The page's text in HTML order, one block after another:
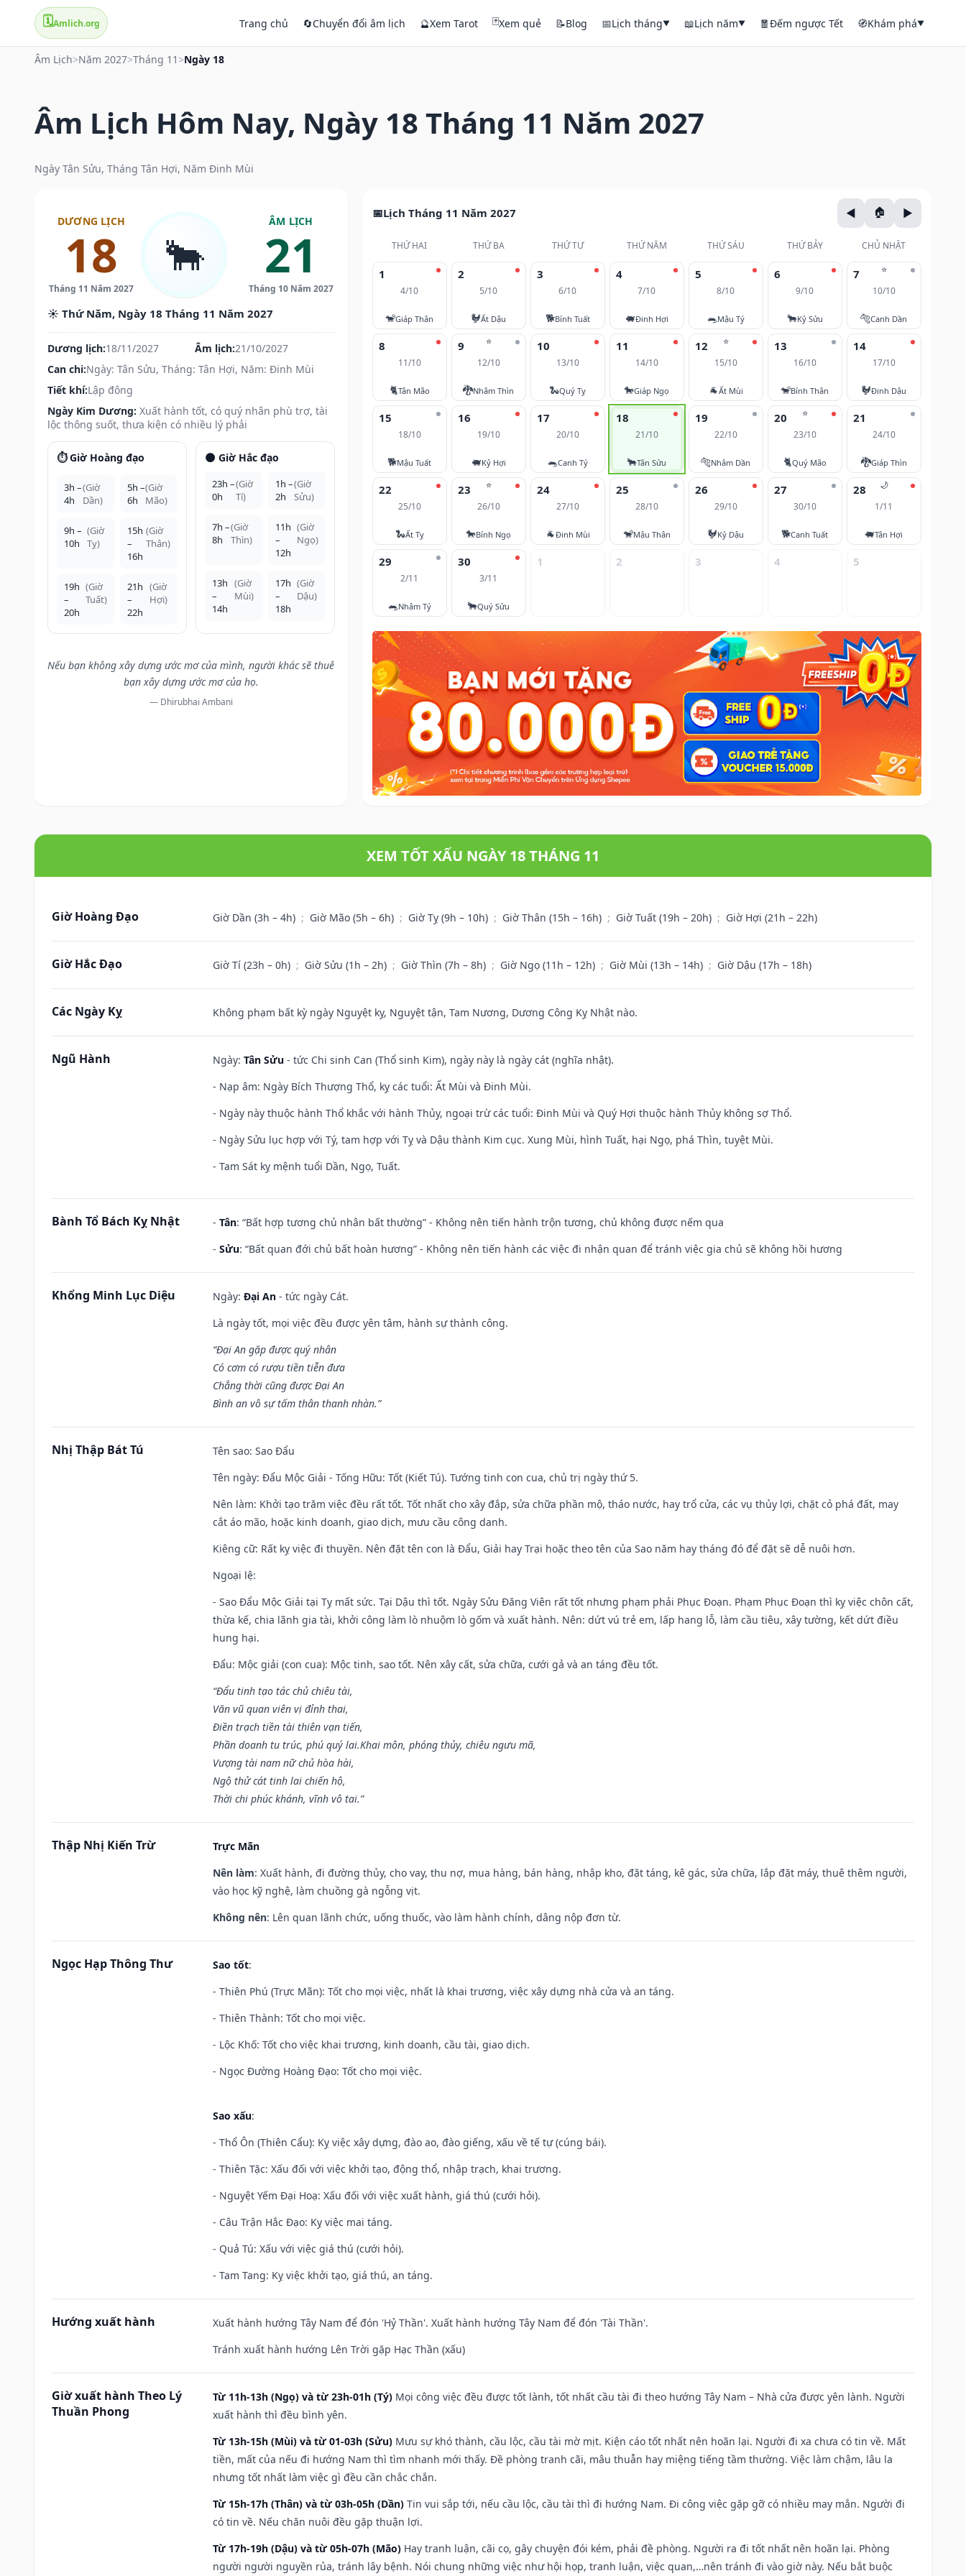
🗓️Amlich.org Trang chủ 🔄Chuyển đổi âm lịch 🔮Xem Tarot 🃏Xem quẻ 📝Blog 📅Lịch tháng▼ 📖Lịch năm▼ 🧧Đếm ngược Tết 🧭Khám phá▼
Âm Lịch>Năm 2027>Tháng 11 >Ngày 18
Âm Lịch Hôm Nay, Ngày 18 Tháng 11 Năm 2027
Ngày Tân Sửu, Tháng Tân Hợi, Năm Đinh Mùi
DƯƠNG LỊCH
18
Tháng 11 Năm 2027
🐂
ÂM LỊCH
21
Tháng 10 Năm 2027
☀️ Thứ Năm, Ngày 18 Tháng 11 Năm 2027
Dương lịch:18/11/2027 Âm lịch:21/10/2027
Can chi:Ngày: Tân Sửu, Tháng: Tân Hợi, Năm: Đinh Mùi
Tiết khí:Lập đông
Ngày Kim Dương: Xuất hành tốt, có quý nhân phù trợ, tài
lộc thông suốt, thưa kiện có nhiều lý phải
⏱️ Giờ Hoàng đạo
3h –
4h
(Giờ
Dần)
5h –
6h
(Giờ
Mão)
9h –
10h
(Giờ
Tỵ)
15h
–
16h
(Giờ
Thân)
19h
–
20h
(Giờ
Tuất)
21h
–
22h
(Giờ
Hợi)
🌑 Giờ Hắc đạo
23h –
0h
(Giờ
Tí)
1h –
2h
(Giờ
Sửu)
7h –
8h
(Giờ
Thìn)
11h
–
12h
(Giờ
Ngọ)
13h
–
14h
(Giờ
Mùi)
17h
–
18h
(Giờ
Dậu)
Nếu bạn không xây dựng ước mơ của mình, người khác sẽ thuê
bạn xây dựng ước mơ của họ.
— Dhirubhai Ambani
Lịch Tháng 11 Năm 2027
THỨ HAI THỨ BA THỨ TƯ THỨ NĂM THỨ SÁU THỨ BẢY CHỦ NHẬT
1
4/10
🐒Giáp Thân
2
5/10
🐓Ất Dậu
3
6/10
🐕Bính Tuất
4
7/10
🐖Đinh Hợi
5
8/10
🐀Mậu Tý
6
9/10
🐂Kỷ Sửu
⭐
7
10/10
🐅Canh Dần
8
11/10
🐈Tân Mão
⭐
9
12/10
🐉Nhâm Thìn
10
13/10
🐍Quý Tỵ
11
14/10
🐎Giáp Ngọ
⭐
12
15/10
🐐Ất Mùi
13
16/10
🐒Bính Thân
14
17/10
🐓Đinh Dậu
15
18/10
🐕Mậu Tuất
16
19/10
🐖Kỷ Hợi
17
20/10
🐀Canh Tý
18
21/10
🐂Tân Sửu
19
22/10
🐅Nhâm Dần
⭐
20
23/10
🐈Quý Mão
21
24/10
🐉Giáp Thìn
22
25/10
🐍Ất Tỵ
⭐
23
26/10
🐎Bính Ngọ
24
27/10
🐐Đinh Mùi
25
28/10
🐒Mậu Thân
26
29/10
🐓Kỷ Dậu
27
30/10
🐕Canh Tuất
🌙
28
1/11
🐖Tân Hợi
29
2/11
🐀Nhâm Tý
30
3/11
🐂Quý Sửu
1 2 3 4 5
XEM TỐT XẤU NGÀY 18 THÁNG 11
Giờ Hoàng Đạo Giờ Dần (3h – 4h) ; Giờ Mão (5h – 6h) ; Giờ Tỵ (9h – 10h) ; Giờ Thân (15h – 16h) ; Giờ Tuất (19h – 20h) ; Giờ Hợi (21h – 22h)
Giờ Hắc Đạo Giờ Tí (23h – 0h) ; Giờ Sửu (1h – 2h) ; Giờ Thìn (7h – 8h) ; Giờ Ngọ (11h – 12h) ; Giờ Mùi (13h – 14h) ; Giờ Dậu (17h – 18h)
Các Ngày Kỵ Không phạm bất kỳ ngày Nguyệt kỵ, Nguyệt tận, Tam Nương, Dương Công Kỵ Nhật nào.
Ngũ Hành Ngày: Tân Sửu - tức Chi sinh Can (Thổ sinh Kim), ngày này là ngày cát (nghĩa nhật).
- Nạp âm: Ngày Bích Thượng Thổ, kỵ các tuổi: Ất Mùi và Đinh Mùi.
- Ngày này thuộc hành Thổ khắc với hành Thủy, ngoại trừ các tuổi: Đinh Mùi và Quý Hợi thuộc hành Thủy không sợ Thổ.
- Ngày Sửu lục hợp với Tý, tam hợp với Tỵ và Dậu thành Kim cục. Xung Mùi, hình Tuất, hại Ngọ, phá Thìn, tuyệt Mùi.
- Tam Sát kỵ mệnh tuổi Dần, Ngọ, Tuất.
Bành Tổ Bách Kỵ Nhật - Tân: “Bất hợp tương chủ nhân bất thường” - Không nên tiến hành trộn tương, chủ không được nếm qua
- Sửu: “Bất quan đới chủ bất hoàn hương” - Không nên tiến hành các việc đi nhận quan để tránh việc gia chủ sẽ không hồi hương
Khổng Minh Lục Diệu Ngày: Đại An - tức ngày Cát.
Là ngày tốt, mọi việc đều được yên tâm, hành sự thành công.
“Đại An gặp được quý nhân
Có cơm có rượu tiền tiễn đưa
Chẳng thời cũng được Đại An
Bình an vô sự tấm thân thanh nhàn.”
Nhị Thập Bát Tú Tên sao: Sao Đẩu
Tên ngày: Đẩu Mộc Giải - Tống Hữu: Tốt (Kiết Tú). Tướng tinh con cua, chủ trị ngày thứ 5.
Nên làm: Khởi tạo trăm việc đều rất tốt. Tốt nhất cho xây đắp, sửa chữa phần mộ, tháo nước, hay trổ cửa, các vụ thủy lợi, chặt cỏ phá đất, may
cắt áo mão, hoặc kinh doanh, giao dịch, mưu cầu công danh.
Kiêng cữ: Rất kỵ việc đi thuyền. Nên đặt tên con là Đẩu, Giải hay Trại hoặc theo tên của Sao năm hay tháng đó để đặt sẽ dễ nuôi hơn.
Ngoại lệ:
- Sao Đẩu Mộc Giải tại Tỵ mất sức. Tại Dậu thì tốt. Ngày Sửu Đăng Viên rất tốt nhưng phạm phải Phục Đoạn. Phạm Phục Đoạn thì kỵ việc chôn cất,
thừa kế, chia lãnh gia tài, khởi công làm lò nhuộm lò gốm và xuất hành. Nên: dứt vú trẻ em, lấp hang lỗ, làm cầu tiêu, xây tường, kết dứt điều
hung hại.
Đẩu: Mộc giải (con cua): Mộc tinh, sao tốt. Nên xây cất, sửa chữa, cưới gả và an táng đều tốt.
“Đẩu tinh tạo tác chủ chiêu tài,
Văn vũ quan viên vị đỉnh thai,
Điền trạch tiền tài thiên vạn tiến,
Phần doanh tu trúc, phú quý lai.Khai môn, phóng thủy, chiêu ngưu mã,
Vượng tài nam nữ chủ hòa hài,
Ngộ thử cát tinh lai chiến hộ,
Thời chi phúc khánh, vĩnh vô tai.”
Thập Nhị Kiến Trừ
Trực Mãn
Nên làm: Xuất hành, đi đường thủy, cho vay, thu nợ, mua hàng, bán hàng, nhập kho, đặt táng, kê gác, sửa chữa, lắp đặt máy, thuê thêm người,
vào học kỹ nghệ, làm chuồng gà ngỗng vịt.
Không nên: Lên quan lãnh chức, uống thuốc, vào làm hành chính, dâng nộp đơn từ.
Ngọc Hạp Thông Thư Sao tốt:
- Thiên Phú (Trực Mãn): Tốt cho mọi việc, nhất là khai trương, việc xây dựng nhà cửa và an táng.
- Thiên Thành: Tốt cho mọi việc.
- Lộc Khố: Tốt cho việc khai trương, kinh doanh, cầu tài, giao dịch.
- Ngọc Đường Hoàng Đạo: Tốt cho mọi việc.
Sao xấu:
- Thổ Ôn (Thiên Cẩu): Kỵ việc xây dựng, đào ao, đào giếng, xấu về tế tự (cúng bái).
- Thiên Tặc: Xấu đối với việc khởi tạo, động thổ, nhập trạch, khai trương.
- Nguyệt Yếm Đại Hoạ: Xấu đối với việc xuất hành, giá thú (cưới hỏi).
- Câu Trận Hắc Đạo: Kỵ việc mai táng.
- Quả Tú: Xấu với việc giá thú (cưới hỏi).
- Tam Tang: Kỵ việc khởi tạo, giá thú, an táng.
Hướng xuất hành
Xuất hành hướng Tây Nam để đón 'Hỷ Thần'. Xuất hành hướng Tây Nam để đón 'Tài Thần'.
Tránh xuất hành hướng Lên Trời gặp Hạc Thần (xấu)
Giờ xuất hành Theo Lý
Thuần Phong
Từ 11h-13h (Ngọ) và từ 23h-01h (Tý) Mọi công việc đều được tốt lành, tốt nhất cầu tài đi theo hướng Tây Nam – Nhà cửa được yên lành. Người
xuất hành thì đều bình yên.
Từ 13h-15h (Mùi) và từ 01-03h (Sửu) Mưu sự khó thành, cầu lộc, cầu tài mờ mịt. Kiện cáo tốt nhất nên hoãn lại. Người đi xa chưa có tin về. Mất
tiền, mất của nếu đi hướng Nam thì tìm nhanh mới thấy. Đề phòng tranh cãi, mâu thuẫn hay miệng tiếng tầm thường. Việc làm chậm, lâu la
nhưng tốt nhất làm việc gì đều cần chắc chắn.
Từ 15h-17h (Thân) và từ 03h-05h (Dần) Tin vui sắp tới, nếu cầu lộc, cầu tài thì đi hướng Nam. Đi công việc gặp gỡ có nhiều may mắn. Người đi
có tin về. Nếu chăn nuôi đều gặp thuận lợi.
Từ 17h-19h (Dậu) và từ 05h-07h (Mão) Hay tranh luận, cãi cọ, gây chuyện đói kém, phải đề phòng. Người ra đi tốt nhất nên hoãn lại. Phòng
người người nguyền rủa, tránh lây bệnh. Nói chung những việc như hội họp, tranh luận, việc quan,…nên tránh đi vào giờ này. Nếu bắt buộc